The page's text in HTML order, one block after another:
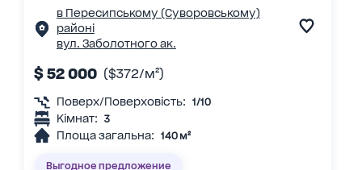
в Пересипському (Суворовському)
районі
вул. Заболотного ак.
$ 52 000 ($372/м²)
Поверх/Поверховість: 1/10
Кімнат: 3
Площа загальна: 140 м²
Выгодное предложение